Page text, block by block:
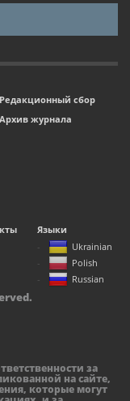
Редакционный сбор
Архив журнала
Языки
Ukrainian
Polish
Russian
за
на сайте,
которые могут